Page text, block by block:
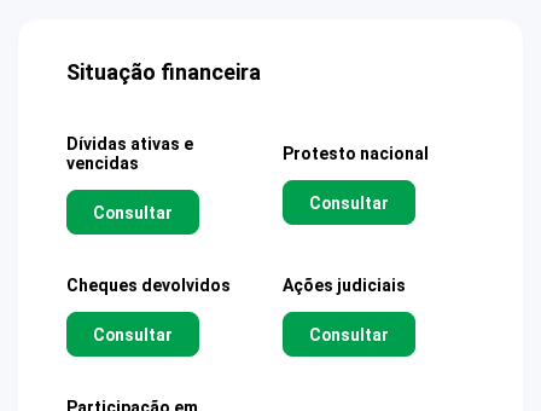
Situação financeira
Dívidas ativas e
vencidas
Consultar
Protesto nacional
Consultar
Cheques devolvidos
Consultar
Ações judiciais
Consultar